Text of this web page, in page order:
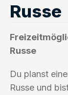
Russe
Russe
Du planst
Russe und